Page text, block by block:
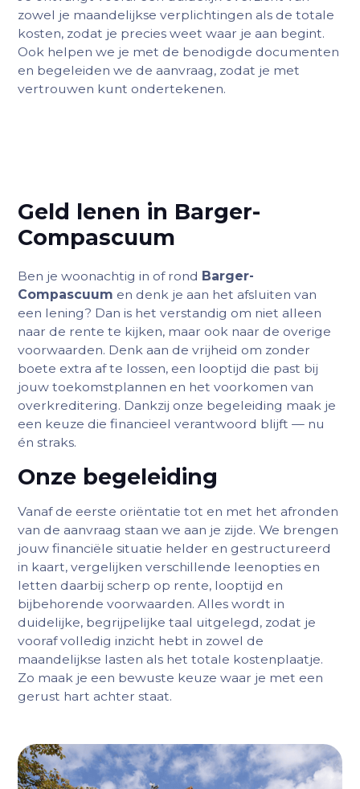
zowel je maandelijkse verplichtingen als de totale
kosten, zodat je precies weet waar je aan begint.
Ook helpen we je met de benodigde documenten
en begeleiden we de aanvraag, zodat je met
vertrouwen kunt ondertekenen.
Geld lenen in Barger-
Compascuum
Ben je woonachtig in of rond Barger-
Compascuum en denk je aan het afsluiten van
een lening? Dan is het verstandig om niet alleen
naar de rente te kijken, maar ook naar de overige
voorwaarden. Denk aan de vrijheid om zonder
boete extra af te lossen, een looptijd die past bij
jouw toekomstplannen en het voorkomen van
overkreditering. Dankzij onze begeleiding maak je
een keuze die financieel verantwoord blijft — nu
én straks.
Onze begeleiding
Vanaf de eerste oriëntatie tot en met het afronden
van de aanvraag staan we aan je zijde. We brengen
jouw financiële situatie helder en gestructureerd
in kaart, vergelijken verschillende leenopties en
letten daarbij scherp op rente, looptijd en
bijbehorende voorwaarden. Alles wordt in
duidelijke, begrijpelijke taal uitgelegd, zodat je
vooraf volledig inzicht hebt in zowel de
maandelijkse lasten als het totale kostenplaatje.
Zo maak je een bewuste keuze waar je met een
gerust hart achter staat.